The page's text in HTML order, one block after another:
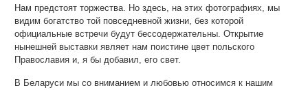
Нам предстоят торжества. Но здесь, на этих фотографиях, мы
видим богатство той повседневной жизни, без которой
официальные встречи будут бессодержательны. Открытие
нынешней выставки являет нам поистине цвет польского
Православия и, я бы добавил, его свет.
В Беларуси мы со вниманием и любовью относимся к нашим